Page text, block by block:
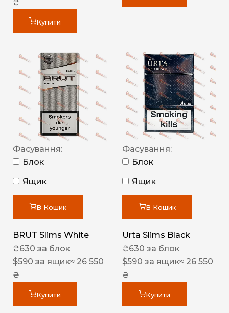
₴
Купити
Фасування:
Блок
Ящик
В Кошик
BRUT Slims White
₴630 за блок
$590 за ящик≈ 26 550
₴
Купити
Фасування:
Блок
Ящик
В Кошик
Urta Slims Black
₴630 за блок
$590 за ящик≈ 26 550
₴
Купити